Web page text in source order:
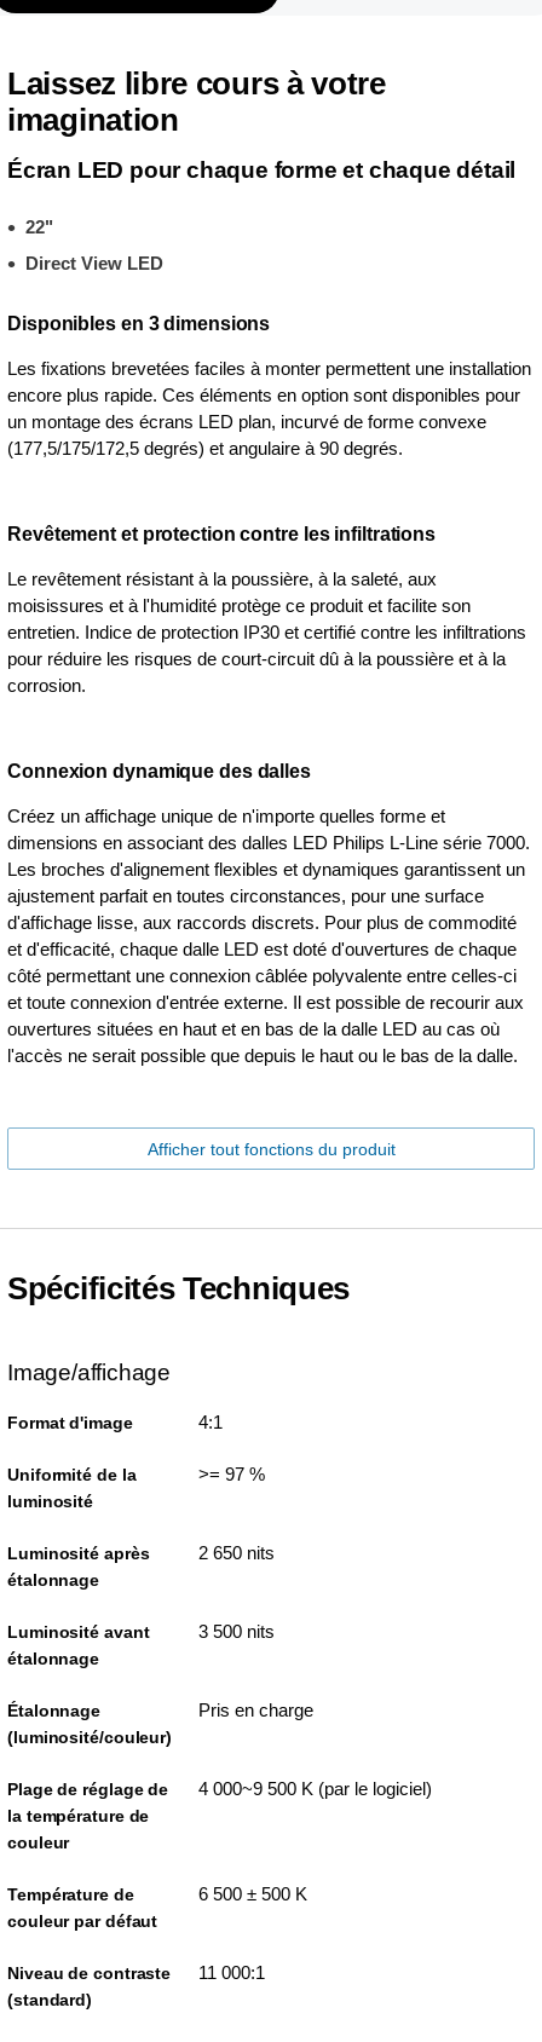
Laissez libre cours à votre
imagination
Écran LED pour chaque forme et chaque détail
22"
Direct View LED
Disponibles en 3 dimensions
Les fixations brevetées faciles à monter permettent une installation
encore plus rapide. Ces éléments en option sont disponibles pour
un montage des écrans LED plan, incurvé de forme convexe
(177,5/175/172,5 degrés) et angulaire à 90 degrés.
Revêtement et protection contre les infiltrations
Le revêtement résistant à la poussière, à la saleté, aux
moisissures et à l'humidité protège ce produit et facilite son
entretien. Indice de protection IP30 et certifié contre les infiltrations
pour réduire les risques de court-circuit dû à la poussière et à la
corrosion.
Connexion dynamique des dalles
Créez un affichage unique de n'importe quelles forme et
dimensions en associant des dalles LED Philips L-Line série 7000.
Les broches d'alignement flexibles et dynamiques garantissent un
ajustement parfait en toutes circonstances, pour une surface
d'affichage lisse, aux raccords discrets. Pour plus de commodité
et d'efficacité, chaque dalle LED est doté d'ouvertures de chaque
côté permettant une connexion câblée polyvalente entre celles-ci
et toute connexion d'entrée externe. Il est possible de recourir aux
ouvertures situées en haut et en bas de la dalle LED au cas où
l'accès ne serait possible que depuis le haut ou le bas de la dalle.
Afficher tout fonctions du produit
Spécificités Techniques
Image/affichage
Format d'image 4:1
Uniformité de la
luminosité
>= 97 %
Luminosité après
étalonnage
2 650 nits
Luminosité avant
étalonnage
3 500 nits
Étalonnage
(luminosité/couleur)
Pris en charge
Plage de réglage de
la température de
couleur
4 000~9 500 K (par le logiciel)
Température de
couleur par défaut
6 500 ± 500 K
Niveau de contraste
(standard)
11 000:1